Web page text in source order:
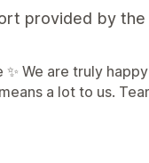
provided by the
We are truly
a lot to us.